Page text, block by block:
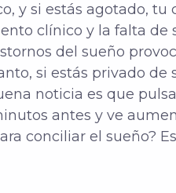
y si estás agotado, tu
clínico y la falta de
del sueño
si estás privado de
noticia es que
antes y ve
conciliar el sueño?